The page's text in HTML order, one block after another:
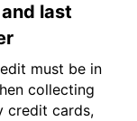
last
must be in
collecting
credit cards,